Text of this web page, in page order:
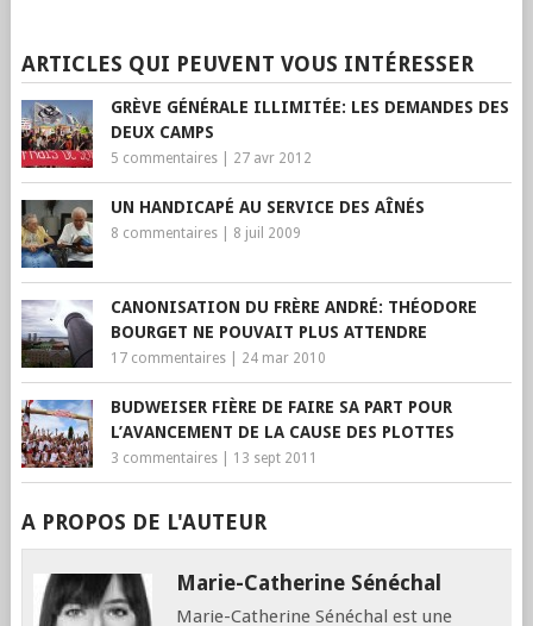
ARTICLES QUI PEUVENT VOUS INTÉRESSER
GRÈVE GÉNÉRALE ILLIMITÉE: LES DEMANDES DES
DEUX CAMPS
5 commentaires| 27 avr 2012
UN HANDICAPÉ AU SERVICE DES AÎNÉS
8 commentaires| 8 juil 2009
CANONISATION DU FRÈRE ANDRÉ: THÉODORE
BOURGET NE POUVAIT PLUS ATTENDRE
17 commentaires| 24 mar 2010
BUDWEISER FIÈRE DE FAIRE SA PART POUR
L’AVANCEMENT DE LA CAUSE DES PLOTTES
3 commentaires| 13 sept 2011
A PROPOS DE L'AUTEUR
Marie-Catherine Sénéchal
Marie-Catherine Sénéchal est une